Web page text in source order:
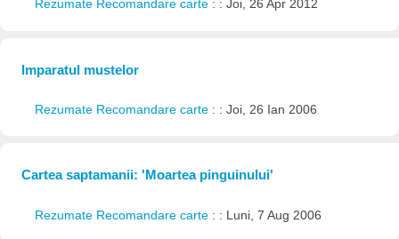
Rezumate Recomandare carte : : Joi, 26 Apr 2012
Imparatul mustelor
Rezumate Recomandare carte : : Joi, 26 Ian 2006
Cartea saptamanii: 'Moartea pinguinului'
Rezumate Recomandare carte : : Luni, 7 Aug 2006